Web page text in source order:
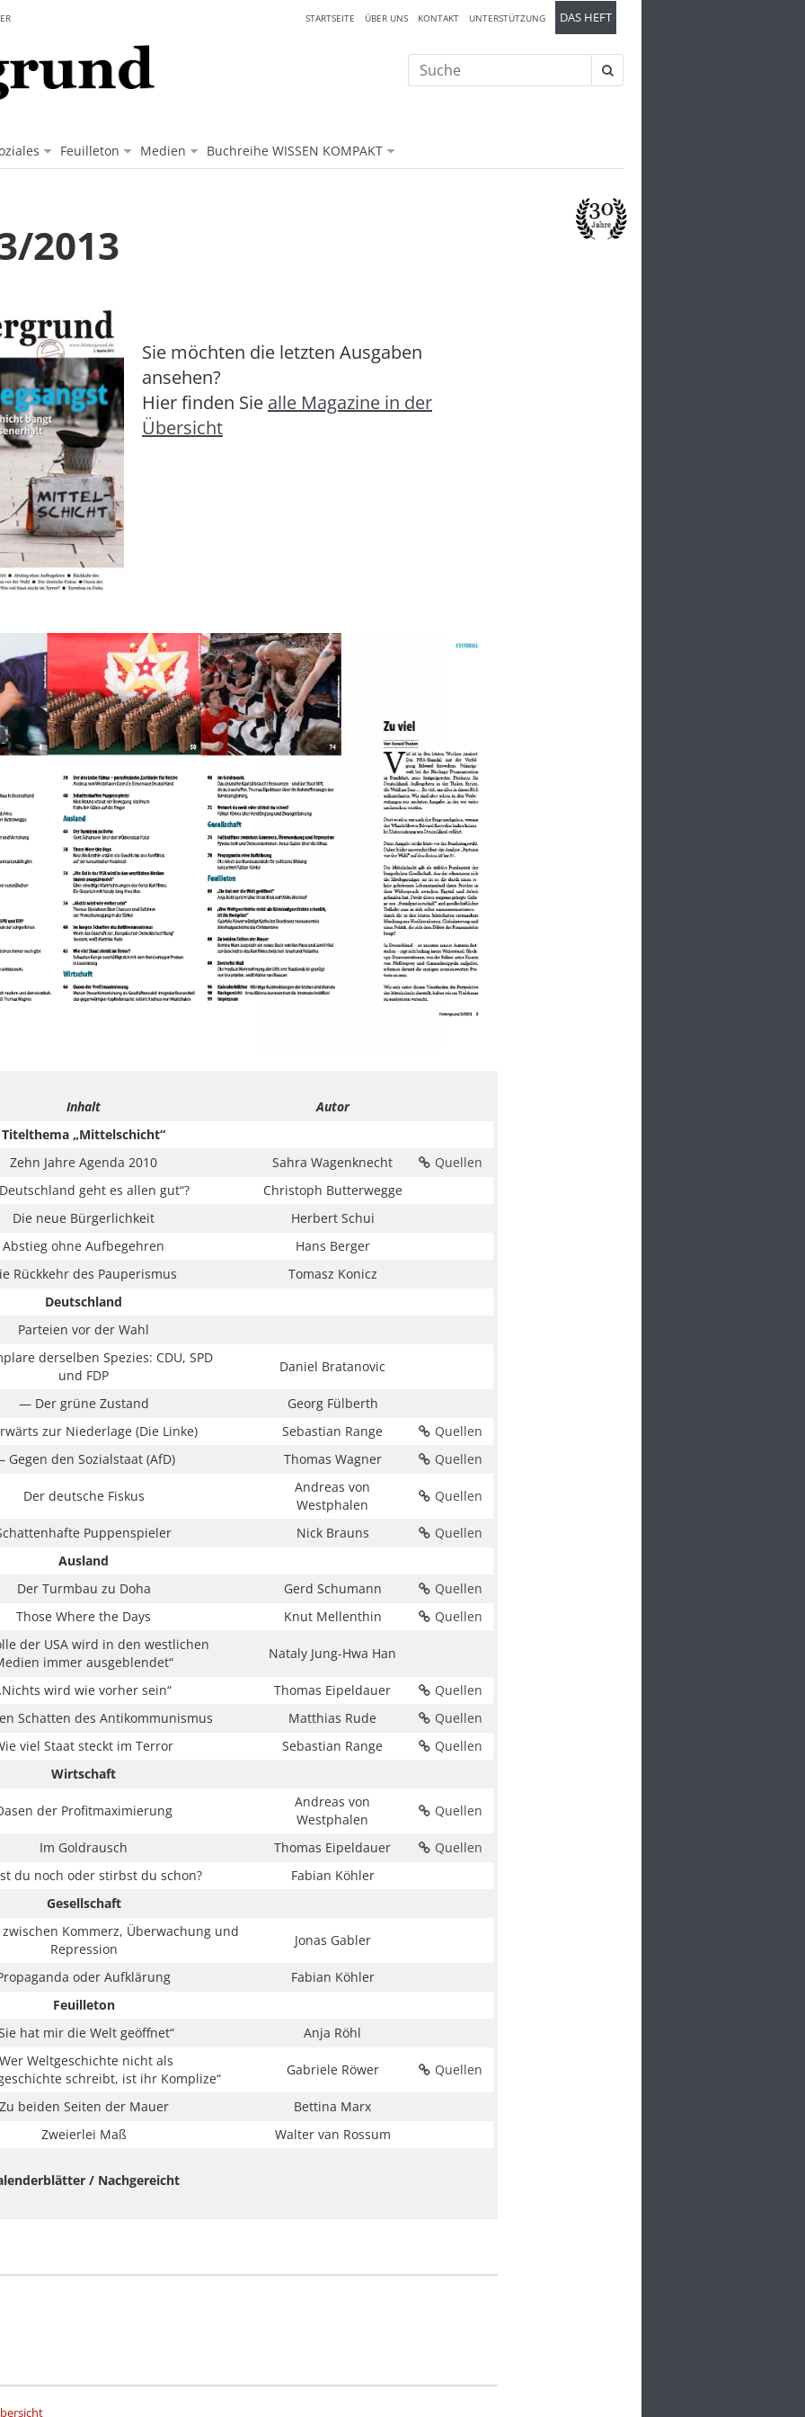
Feuilleton Medien Buchreihe WISSEN KOMPAKT
STARTSEITE ÜBER UNS KONTAKT UNTERSTÜTZUNG DAS HEFT
Suche
nach:
2013
Sie möchten die letzten Ausgaben
ansehen?
Hier finden Sie alle Magazine in der
Übersicht
Inhalt
Autor
Titelthema „Mittelschicht“
Zehn Jahre Agenda 2010
Sahra Wagenknecht
Quellen
geht es allen gut“?
Christoph Butterwegge
Die neue Bürgerlichkeit
Herbert Schui
Abstieg ohne Aufbegehren
Hans Berger
Rückkehr des Pauperismus
Tomasz Konicz
Deutschland
Parteien vor der Wahl
derselben Spezies: CDU, SPD
und FDP
Daniel Bratanovic
— Der grüne Zustand
Georg Fülberth
zur Niederlage (Die Linke)
Sebastian Range
Quellen
Gegen den Sozialstaat (AfD)
Thomas Wagner Quellen
Der deutsche Fiskus
Andreas von
Westphalen
Quellen
Puppenspieler Nick Brauns
Quellen
Ausland
Der Turmbau zu Doha
Gerd Schumann
Quellen
Those Where the Days
Knut Mellenthin
Quellen
der USA wird in den westlichen
immer ausgeblendet“
Nataly Jung-Hwa Han
wird wie vorher sein“ Thomas Eipeldauer
Quellen
Schatten des Antikommunismus
Matthias Rude
Quellen
viel Staat steckt im Terror
Sebastian Range
Quellen
Wirtschaft
der Profitmaximierung
Andreas von
Westphalen
Quellen
Im Goldrausch Thomas Eipeldauer
Quellen
du noch oder stirbst du schon?
Fabian Köhler
Gesellschaft
Kommerz, Überwachung und
Repression
Jonas Gabler
oder Aufklärung
Fabian Köhler
Feuilleton
hat mir die Welt geöffnet“
Anja Röhl
Weltgeschichte nicht als
schreibt, ist ihr Komplize“
Gabriele Röwer Quellen
beiden Seiten der Mauer
Bettina Marx
Zweierlei Maß
Walter van Rossum
/ Nachgereicht